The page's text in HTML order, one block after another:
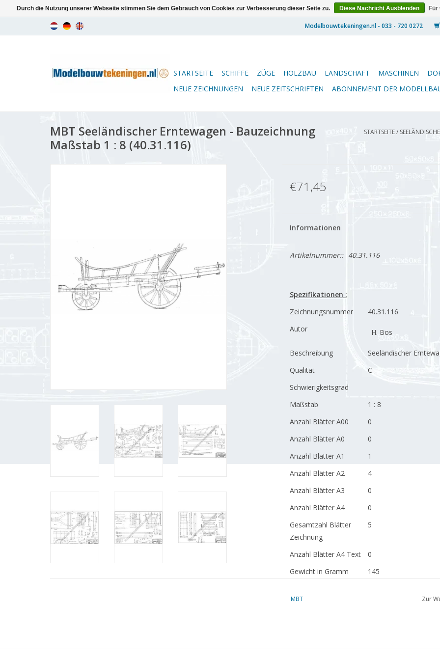
STARTSEITE SCHIFFE ZÜGE HOLZBAU LANDSCHAFT MASCHINEN
NEUE ZEICHNUNGEN
NEUE ZEITSCHRIFTEN ABONNEMENT DER
MBT Seeländischer Erntewagen - Bauzeichnung
Maßstab 1 : 8 (40.31.116)
STARTSEITE/
€71,45
Informationen
Artikelnummer:: 40.31.116
Spezifikationen :
Zeichnungsnummer
40.31.116
Autor
H. Bos
Beschreibung
Seeländischer
Qualität
C
Schwierigkeitsgrad
Maßstab
1 : 8
Anzahl Blätter A00
0
Anzahl Blätter A0
0
Anzahl Blätter A1
1
Anzahl Blätter A2
4
Anzahl Blätter A3
0
Anzahl Blätter A4
0
Gesamtzahl Blätter
Zeichnung
5
Anzahl Blätter A4 Text
0
Gewicht in Gramm
145
MBT Zur
Durch die Nutzung unserer Webseite stimmen Sie dem Gebrauch von Cookies zur Verbesserung dieser Seite zu. Diese Nachricht Ausblenden